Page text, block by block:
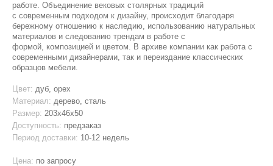
работе. Объединение вековых столярных традиций
с современным подходом к дизайну, происходит благодаря
бережному отношению к наследию, использованию натуральных
материалов и следованию трендам в работе с
формой, композицией и цветом. В архиве компании как работа с
современными дизайнерами, так и переиздание классических
образцов мебели.
Цвет: дуб, орех
Материал: дерево, сталь
Размер: 203х46х50
Доступность: предзаказ
Период доставки: 10-12 недель
Цена: по запросу